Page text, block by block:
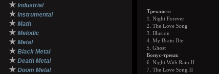
★ Industrial
★ Instrumental
★ Math
★ Melodic
★ Metal
★ Black Metal
★ Death Metal
★ Doom Metal
Треклист:
1. Night Forever
2. The Love Song
3. Illusion
4. My Brain Die
5. Ghost
Бонус-треки:
6. Night With Rain II
7. The Love Song II